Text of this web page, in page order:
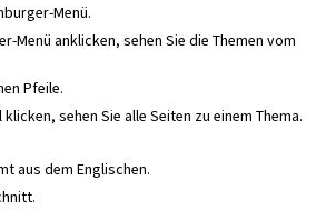
Menü.
Menü anklicken, sehen Sie die Themen vom
Pfeile.
sehen Sie alle Seiten zu einem Thema.
aus dem Englischen.